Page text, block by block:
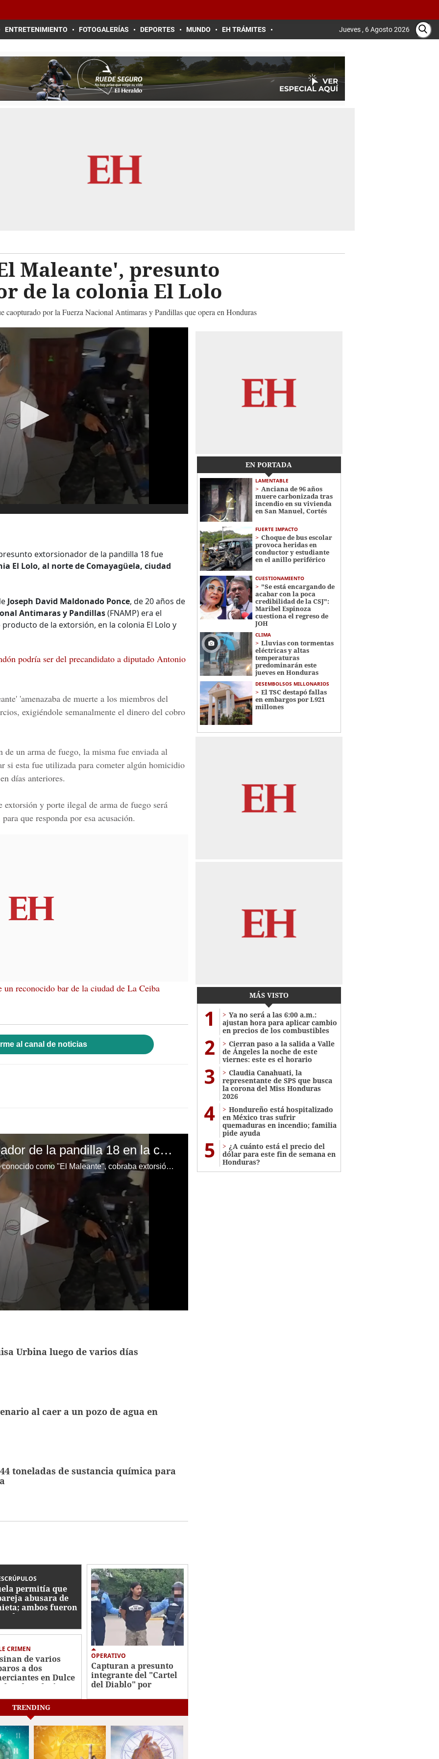
ENTRETENIMIENTO FOTOGALERÍAS DEPORTES MUNDO EH TRÁMITES Jueves , 6 Agosto 2026
Maleante', presunto
de la colonia El Lolo
caopturado por la Fuerza Nacional Antimaras y Pandillas que opera en Honduras
extorsionador de la pandilla 18 fue
El Lolo, al norte de Comayagüela, ciudad
Joseph David Maldonado Ponce, de 20 años de
Antimaras y Pandillas(FNAMP) era el
de la extorsión, en la colonia El Lolo y
podría ser del precandidato a diputado Antonio
'amenazaba de muerte a los miembros del
exigiéndole semanalmente el dinero del cobro
de un arma de fuego, la misma fue enviada al
si esta fue utilizada para cometer algún homicidio
días anteriores.
y porte ilegal de arma de fuego será
que responda por esa acusación.
un reconocido bar de la ciudad de La Ceiba
al canal de noticias
Capturan a extorsionador de la pandilla 18 en la colonia El Lolo
Joseph David Maldonado Ponce, conocido como "El Maleante", cobraba extorsión en el norte de Comayagüela a nombre de la pandilla 18, informó la Fuerza Nacional Antimaras y Pandillas (FNAMP).
Urbina luego de varios días
al caer a un pozo de agua en
toneladas de sustancia química para
permitía que
abusara de
ambos fueron
CRIMEN
de varios
a dos
en Dulce
de Culmí,
OPERATIVO
Capturan a presunto
integrante del "Cartel
del Diablo" por
EN PORTADA
LAMENTABLE
Anciana de 96 años
muere carbonizada tras
incendio en su vivienda
en San Manuel, Cortés
FUERTE IMPACTO
Choque de bus escolar
provoca heridas en
conductor y estudiante
en el anillo periférico
CUESTIONAMIENTO
"Se está encargando de
acabar con la poca
credibilidad de la CSJ":
Maribel Espinoza
cuestiona el regreso de
JOH
CLIMA
Lluvias con tormentas
eléctricas y altas
temperaturas
predominarán este
jueves en Honduras
DESEMBOLSOS MILLONARIOS
El TSC destapó fallas
en embargos por L921
millones
MÁS VISTO
1
Ya no será a las 6:00 a.m.:
ajustan hora para aplicar cambio
en precios de los combustibles
2
Cierran paso a la salida a Valle
de Ángeles la noche de este
viernes: este es el horario
3
Claudia Canahuati, la
representante de SPS que busca
la corona del Miss Honduras
2026
4
Hondureño está hospitalizado
en México tras sufrir
quemaduras en incendio; familia
pide ayuda
5
¿A cuánto está el precio del
dólar para este fin de semana en
Honduras?
TRENDING